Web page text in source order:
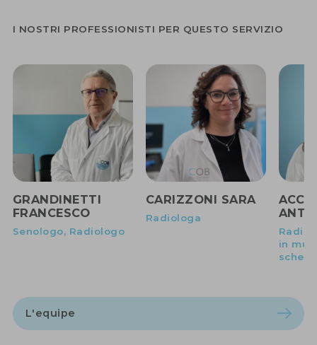
I NOSTRI PROFESSIONISTI PER QUESTO SERVIZIO
GRANDINETTI
FRANCESCO
Senologo, Radiologo
CARIZZONI SARA
Radiologa
in
L'equipe